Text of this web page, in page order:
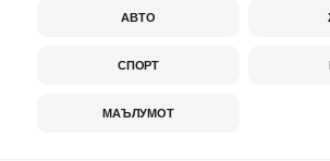
АВТО
СПОРТ
МАЪЛУМОТ